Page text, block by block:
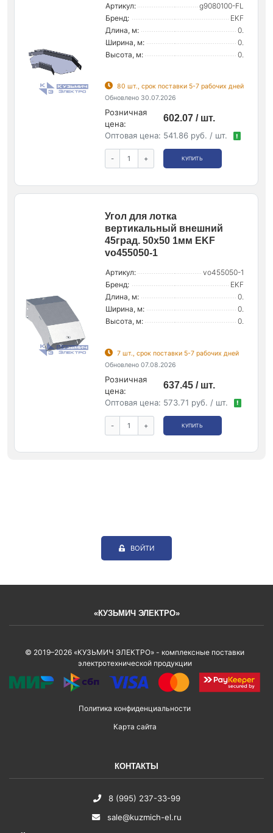
Артикул:
g9080100-FL
Бренд:
EKF
Длина, м:
0.
Ширина, м:
0.
Высота, м:
0.
80 шт., срок поставки 5-7 рабочих дней
Обновлено 30.07.2026
Розничная
цена:
602.07 / шт.
Оптовая цена: 541.86 руб. / шт. !
- + КУПИТЬ
Угол для лотка
вертикальный внешний
45град. 50х50 1мм EKF
vo455050-1
Артикул:
vo455050-1
Бренд:
EKF
Длина, м:
0.
Ширина, м:
0.
Высота, м:
0.
7 шт., срок поставки 5-7 рабочих дней
Обновлено 07.08.2026
Розничная
цена:
637.45 / шт.
Оптовая цена: 573.71 руб. / шт. !
- + КУПИТЬ
ВОЙТИ
«КУЗЬМИЧ ЭЛЕКТРО»
© 2019–2026 «КУЗЬМИЧ ЭЛЕКТРО» - комплексные поставки
электротехнической продукции
Политика конфиденциальности
Карта сайта
КОНТАКТЫ
8 (995) 237-33-99
sale@kuzmich-el.ru